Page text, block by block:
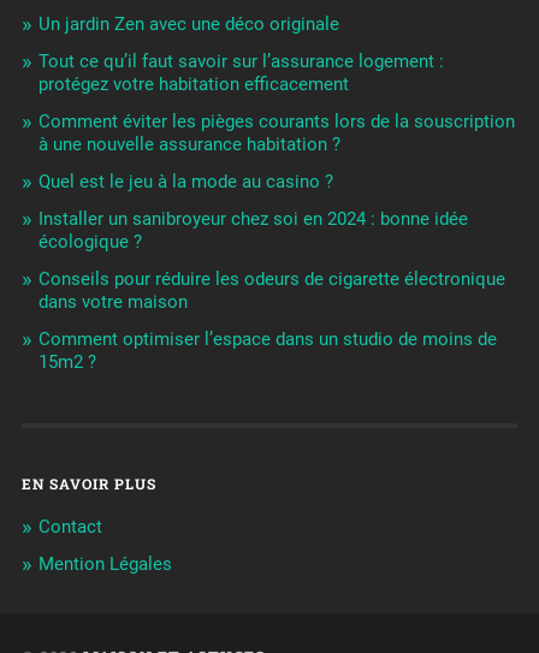
Un jardin Zen avec une déco originale
Tout ce qu’il faut savoir sur l’assurance logement :
protégez votre habitation efficacement
Comment éviter les pièges courants lors de la souscription
à une nouvelle assurance habitation ?
Quel est le jeu à la mode au casino ?
Installer un sanibroyeur chez soi en 2024 : bonne idée
écologique ?
Conseils pour réduire les odeurs de cigarette électronique
dans votre maison
Comment optimiser l’espace dans un studio de moins de
15m2 ?
EN SAVOIR PLUS
Contact
Mention Légales